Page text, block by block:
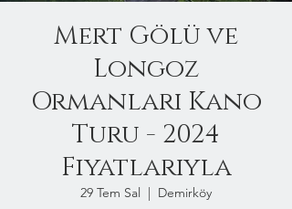
Mert Gölü ve
Longoz
Ormanları Kano
Turu - 2024
Fiyatlarıyla
29 Tem Sal
  |
Demirköy